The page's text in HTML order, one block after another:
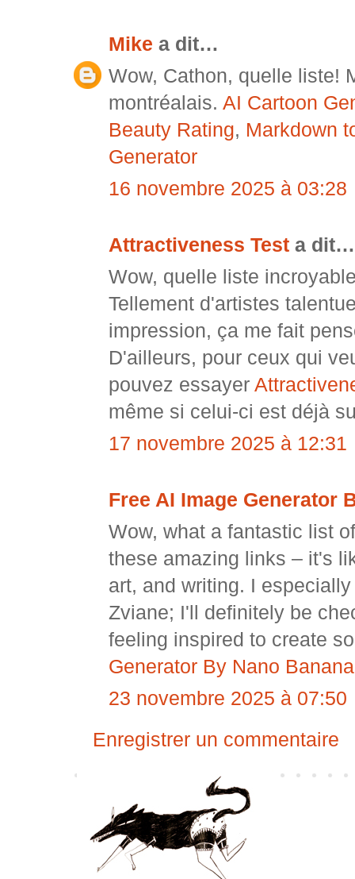
Mike a dit…
Wow, Cathon, quelle liste!
montréalais. AI Cartoon
Beauty Rating, Markdown
Generator
16 novembre 2025 à 03:28
Attractiveness Test a dit…
Wow, quelle liste
Tellement d'artistes
impression, ça me fait
D'ailleurs, pour ceux qui
pouvez essayer
même si celui-ci est déjà
17 novembre 2025 à 12:31
Free AI Image Generator
Wow, what a fantastic list
these amazing links – it's
art, and writing. I
Zviane; I'll definitely be
feeling inspired to create
Generator By Nano
23 novembre 2025 à 07:50
Enregistrer un commentaire